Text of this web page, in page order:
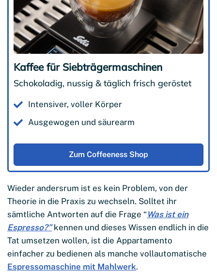
Kaffee für Siebträgermaschinen
Schokoladig, nussig & täglich frisch geröstet
Intensiver, voller Körper
Ausgewogen und säurearm
Zum Coffeeness Shop
Wieder andersrum ist es kein Problem, von der
Theorie in die Praxis zu wechseln. Solltet ihr
sämtliche Antworten auf die Frage “ Was ist ein
Espresso?” kennen und dieses Wissen endlich in die
Tat umsetzen wollen, ist die Appartamento
einfacher zu bedienen als manche vollautomatische
Espressomaschine mit Mahlwerk.